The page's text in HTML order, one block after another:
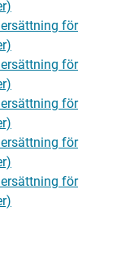
för
för
för
för
för